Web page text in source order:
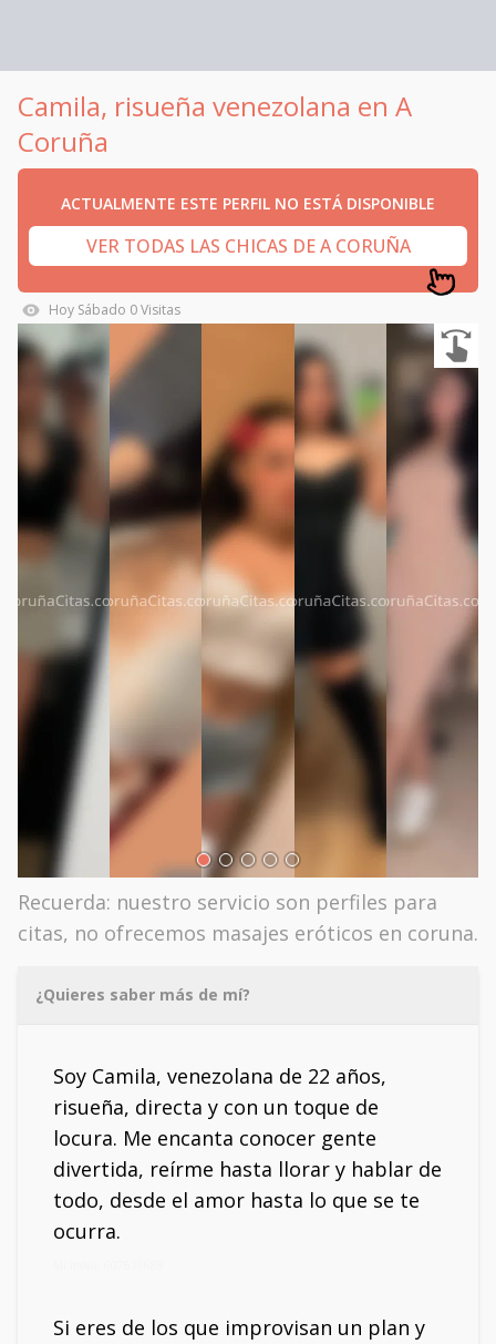
Camila, risueña venezolana en A
Coruña
ACTUALMENTE ESTE PERFIL NO ESTÁ DISPONIBLE
VER TODAS LAS CHICAS DE A CORUÑA
Hoy Sábado 0Visitas
Recuerda: nuestro servicio son perfiles para
citas, no ofrecemos masajes eróticos en coruna.
¿Quieres saber más de mí?
Soy Camila, venezolana de 22 años,
risueña, directa y con un toque de
locura. Me encanta conocer gente
divertida, reírme hasta llorar y hablar de
todo, desde el amor hasta lo que se te
ocurra.
Si eres de los que improvisan un plan y